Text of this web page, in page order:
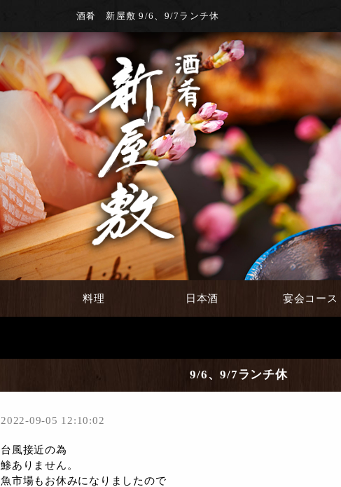
酒肴 新屋敷 9/6、9/7ランチ休
料理 日本酒 宴会コース
9/6、9/7ランチ休
2022-09-05 12:10:02
台風接近の為
鯵ありません。
魚市場もお休みになりましたので